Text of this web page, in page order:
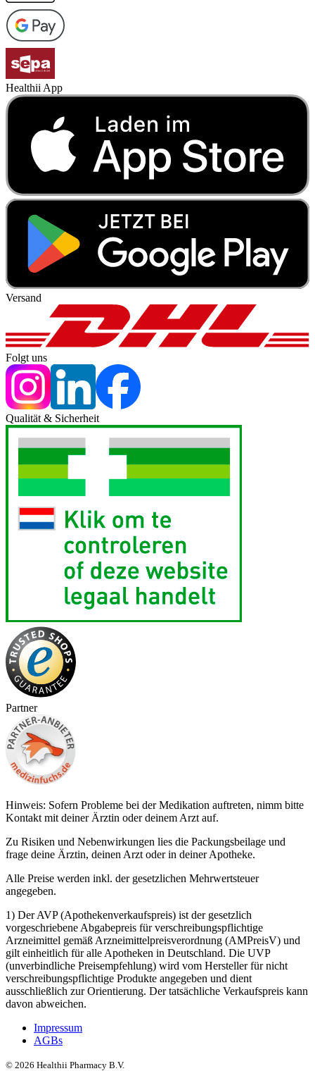
Healthii App
Versand
Folgt uns
Qualität & Sicherheit
Partner
Hinweis: Sofern Probleme bei der Medikation auftreten, nimm bitte
Kontakt mit deiner Ärztin oder deinem Arzt auf.
Zu Risiken und Nebenwirkungen lies die Packungsbeilage und
frage deine Ärztin, deinen Arzt oder in deiner Apotheke.
Alle Preise werden inkl. der gesetzlichen Mehrwertsteuer
angegeben.
1) Der AVP (Apothekenverkaufspreis) ist der gesetzlich
vorgeschriebene Abgabepreis für verschreibungspflichtige
Arzneimittel gemäß Arzneimittelpreisverordnung (AMPreisV) und
gilt einheitlich für alle Apotheken in Deutschland. Die UVP
(unverbindliche Preisempfehlung) wird vom Hersteller für nicht
verschreibungspflichtige Produkte angegeben und dient
ausschließlich zur Orientierung. Der tatsächliche Verkaufspreis kann
davon abweichen.
Impressum
AGBs
© 2026 Healthii Pharmacy B.V.